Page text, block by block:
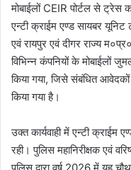
मोबाईलों CEIR पोर्टल से
एन्टी क्राईम एण्ड सायबर यूनिट
एवं रायपुर एवं दीगर राज्य
विभिन्न कंपनियों के मोबाईलों
किया गया, जिसे संबंधित
किया गया है।
उक्त कार्यवाही में एन्टी क्राईम
रही। पुलिस महानिरीक्षक एवं
पुलिस द्वारा वर्ष 2026 में यह